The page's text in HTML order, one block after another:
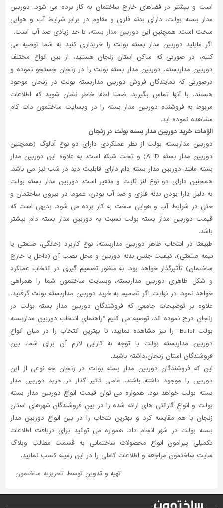
است و بیشتر در فضاهای خارج ساختمان به کار برده می شود. دوربین
مدار بسته بولت، دارای بدنه فلزی و مقاوم در برابر شرایط آب و هوایی
سخت است. همچنین این دوربین مدار بسته، تا حد زیادی ضد آب است.
اگر مایلید دوربین مدار بسته بولت را خریداری کنید به شما توصیه می
کنیم، در صورتی که ساکن استان زنجان هستید، از بین انواع مختلف
دوربین مداربسته، دوربین مدار بسته بولت را در زنجان جستجو نموده و
درصورتی که نمایندگان فروش دوربین مداربسته بولت در زنجان موجود
هستند، با آنها تماس بگیرید. ضمنا لطفا خاطر نشان شوید که اطلاعات
مربوط به فروشنده دوربین مدار بسته را در وبسایت ساختمون دات کام
مشاهده نموده اید.
الزامات خرید دوربین مدار بسته بولت در زنجان
دوربین مداربسته بولت از نظر عملکردی دارای دو نوع آنالوگ (همچنین
دوربین مدار بسته AHD) و تحت شبکه است. به علاوه این دوربین مدار
بسته مانند دوربین مدار بسته دام دارای قابلیت دید در شب نیز می باشد.
همچنین دارای دو نوع لنز ثابت و متغیر است. دوربین مدار بسته بولت
به دلیل دارا بودن بدنه فلزی و ضد آب بودن، عموما در بیرون ساختمان و
حتی در شرایط آب و هوایی سخت به کار برده می شود. بدیهی است که
قیمت دوربین مدار بسته بولت نسبت به دوربین مدار بسته دام بیشتر
باشد.
طبیعتا در انتخاب ظاهر دوربین مداربسته، نوع کاربرد (خانگی، صنعتی یا
نیمه صنعتی)، کیفیت جنس بدنه دوربین و محل نصب آن (داخل یا خارج
ساختمان) تأثیرگذار خواهد بود. به منظور تصمیم گیری در انتخاب عملکرد
و شکل ظاهری دوربین مداربسته، وبسایت ساختمون شما را همراهی
خواهد نمود. در نهایت اگر تصمیم به خرید دوربین مداربسته بولت گرفتید،
علاوه بر توضیحات جامعی که فروشندگان دوربین مدار بسته بولت در
زنجان درج نموده اند، توصیه می کنیم "راهنمای انتخاب دوربین مداربسته
بولت Bullet" را نیز مشاهده نمایید، تا بهترین انتخاب را در میان انواع
دوربین مداربسته بولت با توجه به کارایی لازم آن برای شما، بین
فروشندگان استان زنجان،داشته باشید.
این که فروشندگان دوربین مدار بسته بولت در زنجان چه نوعی از این
دوربین را موجود داشته باشند، عاملی تاثیر گذار در خرید دوربین مدار
بسته بولت خواهد بود. همواره می توان قیمت انواع دوربین مدار بسته
بولت و انواع گارانتی های ارائه شده را در بین فروشندگان شهرهای استان
زنجان با هم مقایسه کرد و بهترین انتخاب را در بین انواع دوربین مدار
بسته بولت در شهر انجام داد. همواره می توانید برای دریافت اطلاعات
تکمیلی پیرامون انواع محصولات ساختمانی به قسمت مطالب وبلاگ
سایت ساختمون مراجعه و اطلاعات کاملی را در این زمینه کسب نمایید.
تهیه و تدوین توسط تحریریه ساختمون